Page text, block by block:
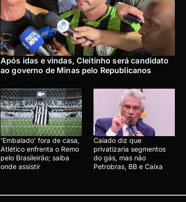
Após idas e vindas, Cleitinho será candidato
ao governo de Minas pelo Republicanos
‘Embalado’ fora de casa,
Atlético enfrenta o Remo
pelo Brasileirão; saiba
onde assistir
Caiado diz que
privatizaria segmentos
do gás, mas não
Petrobras, BB e Caixa